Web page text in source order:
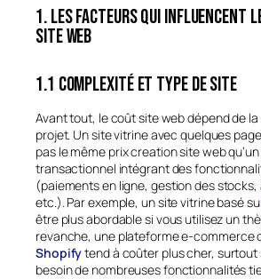
1. Les facteurs qui influencent
site web
1.1 Complexité et type de site
Avant tout, le coût site web dépend de
projet. Un site vitrine avec quelques
pas le même prix creation site web
transactionnel intégrant des
(paiements en ligne, gestion des
etc.). Par exemple, un site vitrine basé
être plus abordable si vous utilisez un
revanche, une plateforme e-commerce
Shopifytend à coûter plus cher, surtout
besoin de nombreuses fonctionnalités